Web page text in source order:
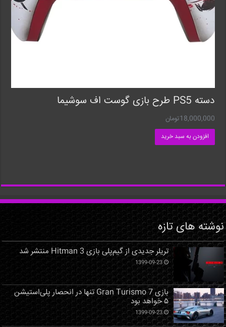
دسته PS5 طرح بازی گوست اف سوشیما
18,000,000تومان
افزودن به سبد خرید
نوشته های تازه
تریلر جدیدی از گیم‌پلی بازی Hitman 3 منتشر شد
1399-09-23
بازی Gran Turismo 7 تنها در انحصار پلی‌استیشن
۵ خواهد بود
1399-09-23